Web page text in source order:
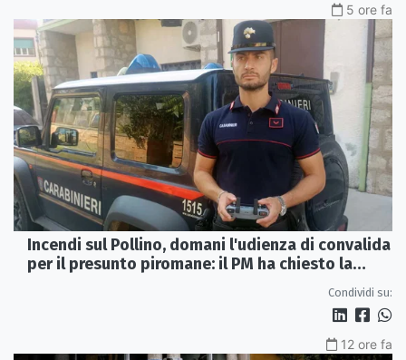
5 ore fa
Incendi sul Pollino, domani l'udienza di convalida
per il presunto piromane: il PM ha chiesto la
Condividi su:
12 ore fa